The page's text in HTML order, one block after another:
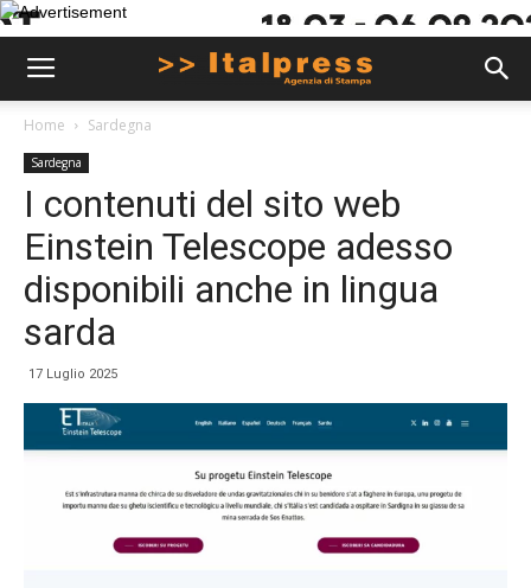
Home Sardegna
Sardegna
I contenuti del sito web
Einstein Telescope adesso
disponibili anche in lingua
sarda
17 Luglio 2025